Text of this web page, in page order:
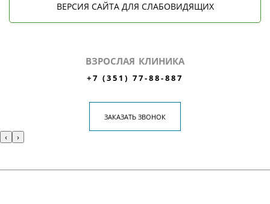
ВЕРСИЯ САЙТА ДЛЯ СЛАБОВИДЯЩИХ
ВЗРОСЛАЯ КЛИНИКА
+7 (351) 77-88-887
ЗАКАЗАТЬ ЗВОНОК
‹ ›